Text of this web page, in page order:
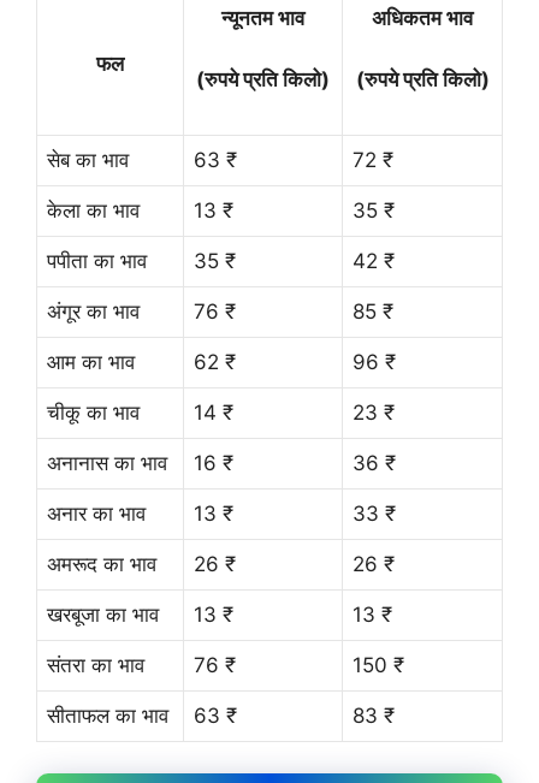
फल
न्यूनतम भाव
(रुपये प्रति किलो)
अधिकतम भाव
(रुपये प्रति किलो)
सेब का भाव 63 ₹ 72 ₹
केला का भाव 13 ₹ 35 ₹
पपीता का भाव 35 ₹ 42 ₹
अंगूर का भाव 76 ₹ 85 ₹
आम का भाव 62 ₹ 96 ₹
चीकू का भाव 14 ₹ 23 ₹
अनानास का भाव 16 ₹ 36 ₹
अनार का भाव 13 ₹ 33 ₹
अमरूद का भाव 26 ₹ 26 ₹
खरबूजा का भाव 13 ₹ 13 ₹
संतरा का भाव 76 ₹ 150 ₹
सीताफल का भाव 63 ₹ 83 ₹